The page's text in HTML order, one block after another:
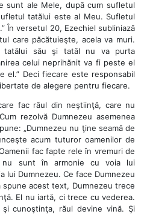
sunt ale Mele, după cum sufletul
tatălui este al Meu. Sufletul
În versetul 20, Ezechiel subliniază
care păcătuieşte, acela va muri.
tatălui său şi tatăl nu va purta
celui neprihănit va fi peste el
el.” Deci fiecare este responsabil
de alegere pentru fiecare.
fac răul din neştiinţă, care nu
rezolvă Dumnezeu asemenea
„Dumnezeu nu ţine seamă de
acum tuturor oamenilor de
fac fapte rele în vremuri de
sunt în armonie cu voia lui
lui Dumnezeu. Ce face Dumnezeu
spune acest text, Dumnezeu trece
El nu iartă, ci trece cu vederea.
cunoştinţa, răul devine vină. Şi